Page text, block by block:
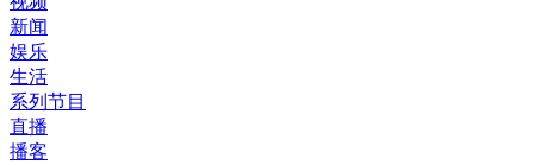
新闻
娱乐
生活
系列节目
直播
播客